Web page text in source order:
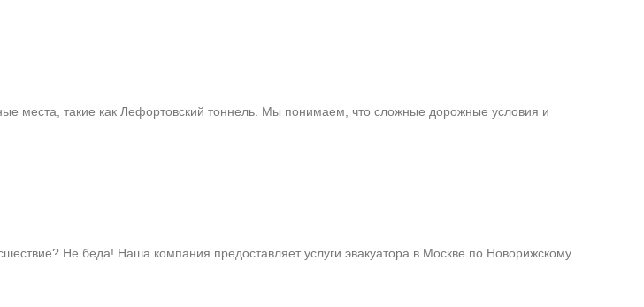
места, такие как Лефортовский тоннель. Мы понимаем, что сложные дорожные условия и
Не беда! Наша компания предоставляет услуги эвакуатора в Москве по Новорижскому